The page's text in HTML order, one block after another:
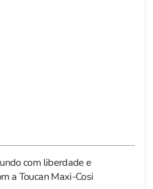
com liberdade e
a Toucan Maxi-Cosi